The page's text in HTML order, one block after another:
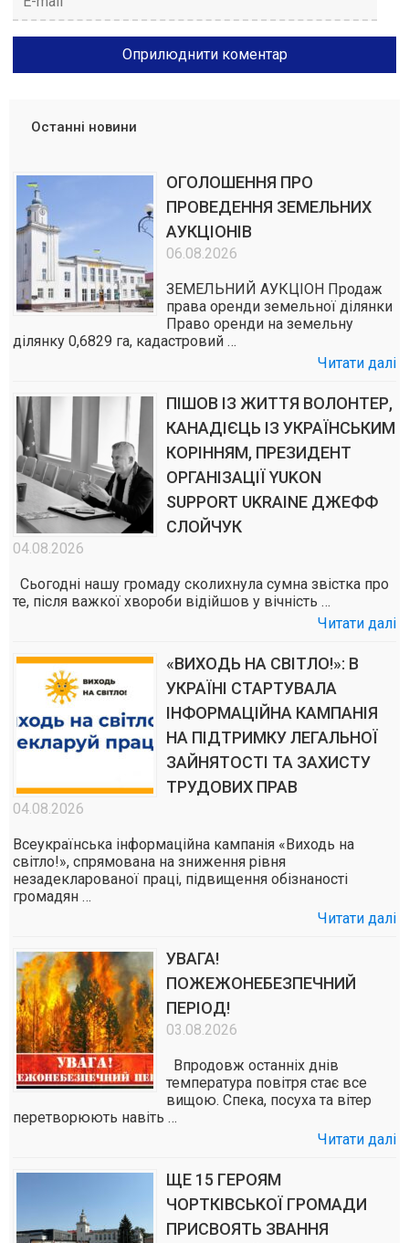
Останні новини
ОГОЛОШЕННЯ ПРО
ПРОВЕДЕННЯ ЗЕМЕЛЬНИХ
АУКЦІОНІВ
06.08.2026
ЗЕМЕЛЬНИЙ АУКЦІОН Продаж
права оренди земельної ділянки
Право оренди на земельну
ділянку 0,6829 га, кадастровий …
Читати далі
ПІШОВ ІЗ ЖИТТЯ ВОЛОНТЕР,
КАНАДІЄЦЬ ІЗ УКРАЇНСЬКИМ
КОРІННЯМ, ПРЕЗИДЕНТ
ОРГАНІЗАЦІЇ YUKON
SUPPORT UKRAINE ДЖЕФФ
СЛОЙЧУК
04.08.2026
Сьогодні нашу громаду сколихнула сумна звістка про
те, після важкої хвороби відійшов у вічність …
Читати далі
«ВИХОДЬ НА СВІТЛО!»: В
УКРАЇНІ СТАРТУВАЛА
ІНФОРМАЦІЙНА КАМПАНІЯ
НА ПІДТРИМКУ ЛЕГАЛЬНОЇ
ЗАЙНЯТОСТІ ТА ЗАХИСТУ
ТРУДОВИХ ПРАВ
04.08.2026
Всеукраїнська інформаційна кампанія «Виходь на
світло!», спрямована на зниження рівня
незадекларованої праці, підвищення обізнаності
громадян …
Читати далі
УВАГА!
ПОЖЕЖОНЕБЕЗПЕЧНИЙ
ПЕРІОД!
03.08.2026
Впродовж останніх днів
температура повітря стає все
вищою. Спека, посуха та вітер
перетворюють навіть …
Читати далі
ЩЕ 15 ГЕРОЯМ
ЧОРТКІВСЬКОЇ ГРОМАДИ
ПРИСВОЯТЬ ЗВАННЯ